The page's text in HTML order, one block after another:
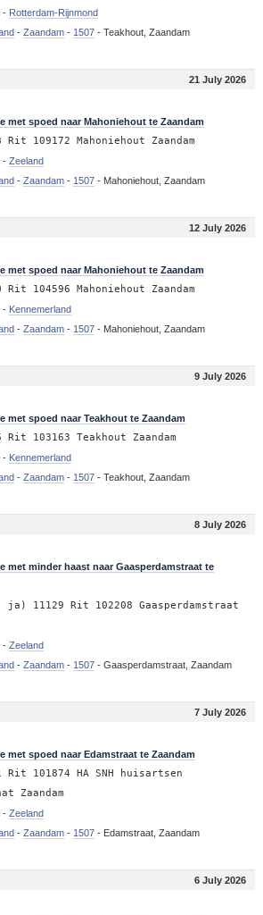
- Rotterdam-Rijnmond
- Zaandam- 1507- Teakhout, Zaandam
21 July 2026
met spoed naar Mahoniehout te Zaandam
Rit 109172 Mahoniehout Zaandam
- Zeeland
- Zaandam- 1507- Mahoniehout, Zaandam
12 July 2026
met spoed naar Mahoniehout te Zaandam
Rit 104596 Mahoniehout Zaandam
- Kennemerland
- Zaandam- 1507- Mahoniehout, Zaandam
9 July 2026
met spoed naar Teakhout te Zaandam
Rit 103163 Teakhout Zaandam
- Kennemerland
- Zaandam- 1507- Teakhout, Zaandam
8 July 2026
met minder haast naar Gaasperdamstraat te
11129 Rit 102208 Gaasperdamstraat
- Zeeland
- Zaandam- 1507- Gaasperdamstraat, Zaandam
7 July 2026
met spoed naar Edamstraat te Zaandam
Rit 101874 HA SNH huisartsen
Zaandam
- Zeeland
- Zaandam- 1507- Edamstraat, Zaandam
6 July 2026